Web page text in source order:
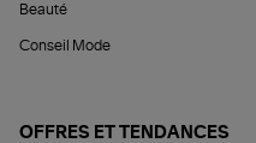
Beauté
Conseil Mode
OFFRES ET TENDANCES